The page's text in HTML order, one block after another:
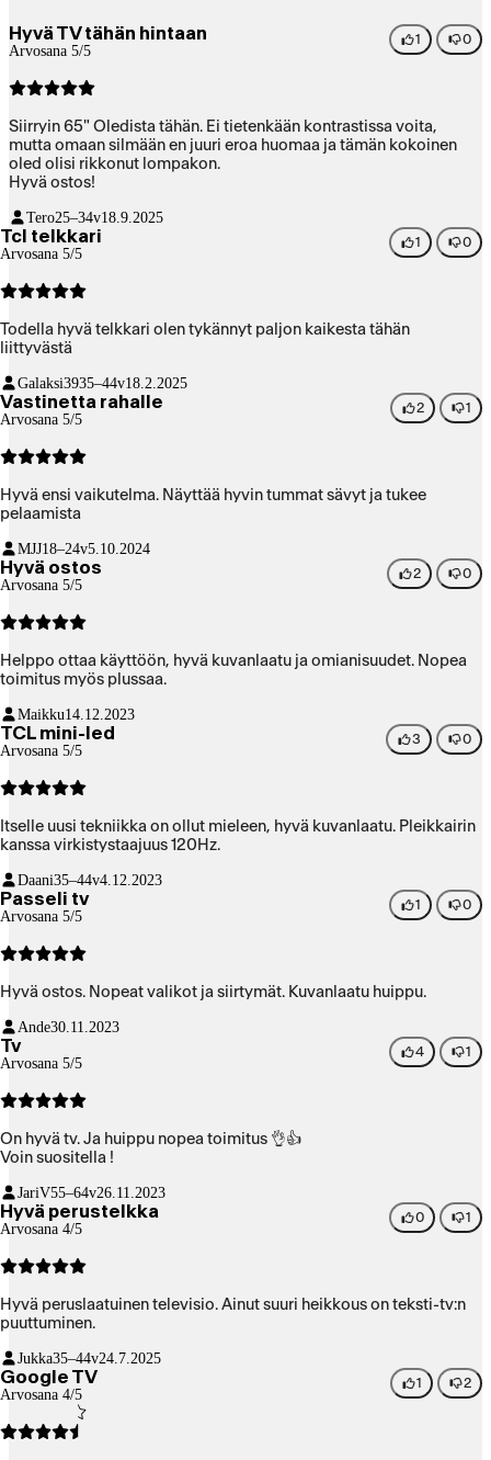
Hyvä TV tähän hintaan
Arvosana 5/5
1 0
Siirryin 65" Oledista tähän. Ei tietenkään kontrastissa voita,
mutta omaan silmään en juuri eroa huomaa ja tämän kokoinen
oled olisi rikkonut lompakon.
Hyvä ostos!
Tero25–34v18.9.2025
Tcl telkkari
Arvosana 5/5
1 0
Todella hyvä telkkari olen tykännyt paljon kaikesta tähän
liittyvästä
Galaksi3935–44v18.2.2025
Vastinetta rahalle
Arvosana 5/5
2 1
Hyvä ensi vaikutelma. Näyttää hyvin tummat sävyt ja tukee
pelaamista
MJJ18–24v5.10.2024
Hyvä ostos
Arvosana 5/5
2 0
Helppo ottaa käyttöön, hyvä kuvanlaatu ja omianisuudet. Nopea
toimitus myös plussaa.
Maikku14.12.2023
TCL mini-led
Arvosana 5/5
3 0
Itselle uusi tekniikka on ollut mieleen, hyvä kuvanlaatu. Pleikkairin
kanssa virkistystaajuus 120Hz.
Daani35–44v4.12.2023
Passeli tv
Arvosana 5/5
1 0
Hyvä ostos. Nopeat valikot ja siirtymät. Kuvanlaatu huippu.
Ande30.11.2023
Tv
Arvosana 5/5
4 1
On hyvä tv. Ja huippu nopea toimitus 👌👍
Voin suositella !
JariV55–64v26.11.2023
Hyvä perustelkka
Arvosana 4/5
0 1
Hyvä peruslaatuinen televisio. Ainut suuri heikkous on teksti-tv:n
puuttuminen.
Jukka35–44v24.7.2025
Google TV
Arvosana 4/5
1 2